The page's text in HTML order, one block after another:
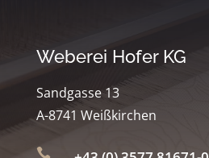
Weberei Hofer KG
Sandgasse 13
A-8741 Weißkirchen
